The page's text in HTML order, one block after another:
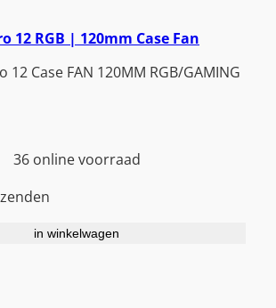
12 RGB | 120mm Case Fan
Case FAN 120MM RGB/GAMING
36 online voorraad
in winkelwagen